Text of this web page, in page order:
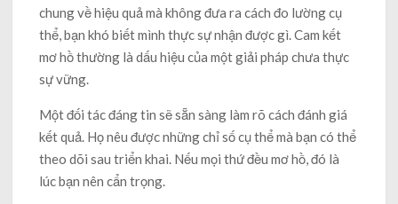
chung về hiệu quả mà không đưa ra cách đo lường cụ
thể, bạn khó biết mình thực sự nhận được gì. Cam kết
mơ hồ thường là dấu hiệu của một giải pháp chưa thực
sự vững.
Một đối tác đáng tin sẽ sẵn sàng làm rõ cách đánh giá
kết quả. Họ nêu được những chỉ số cụ thể mà bạn có thể
theo dõi sau triển khai. Nếu mọi thứ đều mơ hồ, đó là
lúc bạn nên cẩn trọng.